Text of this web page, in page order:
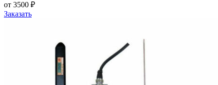
от 3500 ₽
Заказать